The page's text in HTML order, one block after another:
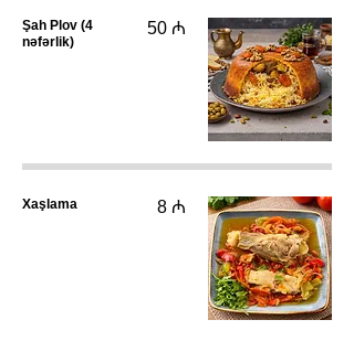
Şah Plov (4
nəfərlik)
50 ₼
Xaşlama 8 ₼